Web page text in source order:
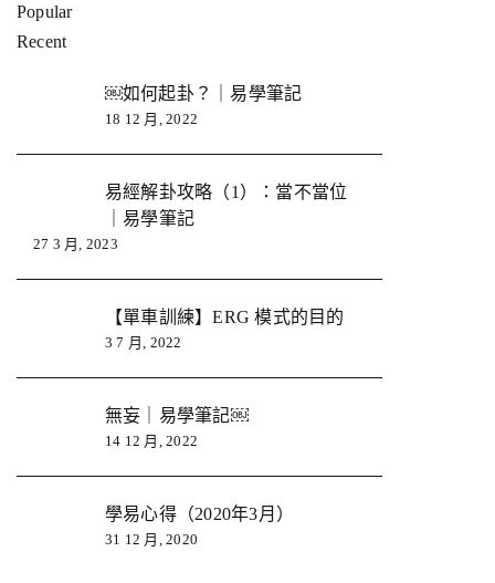
Popular
Recent
￼如何起卦？｜易學筆記
18 12 月, 2022
易經解卦攻略（1）：當不當位
｜易學筆記
27 3 月, 2023
【單車訓練】ERG 模式的目的
3 7 月, 2022
無妄｜易學筆記￼
14 12 月, 2022
學易心得（2020年3月）
31 12 月, 2020